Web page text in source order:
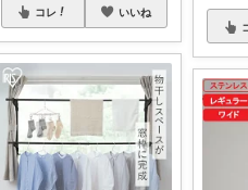
コレ いいね